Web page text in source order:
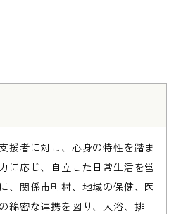
援者に対し、心身の特性を踏ま
に応じ、自立した日常生活を営
、関係市町村、地域の保健、医
綿密な連携を図り、入浴、排